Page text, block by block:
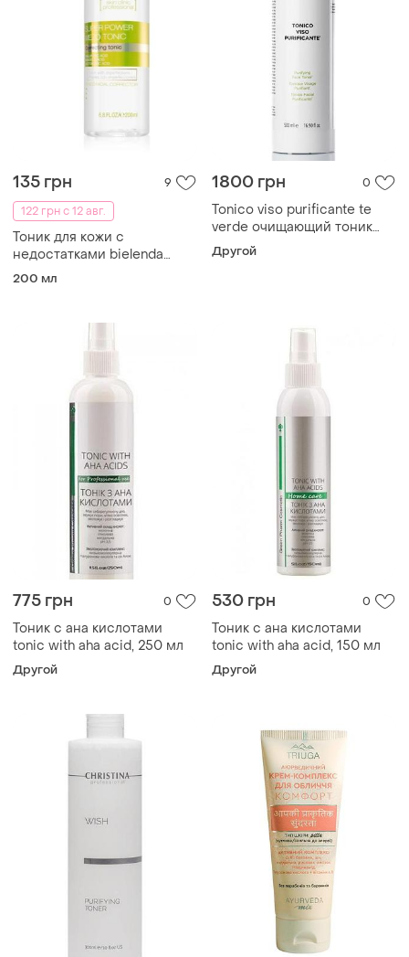
135 грн
9
122 грн с 12 авг.
Тоник для кожи с
недостатками bielenda
super power mezo tonic
200 мл
1800 грн 0
Tonico viso purificante te
verde очищающий тоник
для лица "зеленый чай", 500
мл
Другой
775 грн 0
Тоник с ана кислотами
tonic with aha acid, 250 мл
Другой
530 грн 0
Тоник с ана кислотами
tonic with aha acid, 150 мл
Другой